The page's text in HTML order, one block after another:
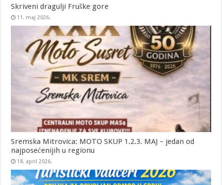
Skriveni dragulji Fruške gore
11. maj 2026.
Sremska Mitrovica: MOTO SKUP 1.2.3. MAJ – jedan od
najposećenijih u regionu
18. april 2026.